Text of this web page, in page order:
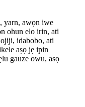
yarn, awọn iwe
ohun elo irin, ati
idabobo, ati
aṣọ jẹ ipin
gauze owu, asọ